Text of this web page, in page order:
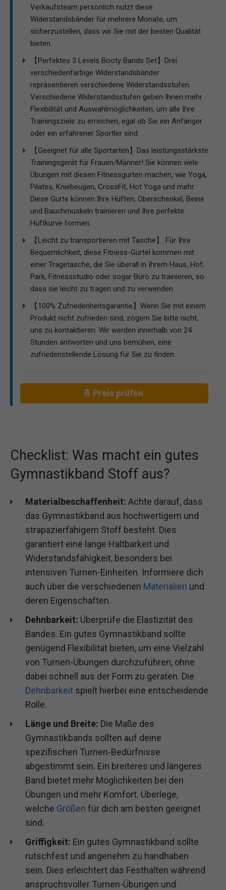
Verkaufsteam persönlich nutzt diese
Widerstandsbänder für mehrere Monate, um
sicherzustellen, dass wir Sie mit der besten Qualität
bieten.
【Perfektes 3 Levels Booty Bands Set】Drei
verschiedenfarbige Widerstandsbänder
repräsentieren verschiedene Widerstandsstufen.
Verschiedene Widerstandsstufen geben Ihnen mehr
Flexibilität und Auswahlmöglichkeiten, um alle Ihre
Trainingsziele zu erreichen, egal ob Sie ein Anfänger
oder ein erfahrener Sportler sind.
【Geeignet für alle Sportarten】Das leistungsstärkste
Trainingsgerät für Frauen/Männer! Sie können viele
Übungen mit diesen Fitnessgurten machen, wie Yoga,
Pilates, Kniebeugen, CrossFit, Hot Yoga und mehr.
Diese Gurte können Ihre Hüften, Oberschenkel, Beine
und Bauchmuskeln trainieren und Ihre perfekte
Hüftkurve formen.
【Leicht zu transportieren mit Tasche】 Für Ihre
Bequemlichkeit, diese Fitness-Gürtel kommen mit
einer Tragetasche, die Sie überall in Ihrem Haus, Hof,
Park, Fitnessstudio oder sogar Büro zu trainieren, so
dass sie leicht zu tragen und zu verwenden.
【100% Zufriedenheitsgarantie】Wenn Sie mit einem
Produkt nicht zufrieden sind, zögern Sie bitte nicht,
uns zu kontaktieren. Wir werden innerhalb von 24
Stunden antworten und uns bemühen, eine
zufriedenstellende Lösung für Sie zu finden.
Preis prüfen
Checklist: Was macht ein gutes
Gymnastikband Stoff aus?
Materialbeschaffenheit: Achte darauf, dass
das Gymnastikband aus hochwertigem und
strapazierfähigem Stoff besteht. Dies
garantiert eine lange Haltbarkeit und
Widerstandsfähigkeit, besonders bei
intensiven Turnen-Einheiten. Informiere dich
auch über die verschiedenen Materialien und
deren Eigenschaften.
Dehnbarkeit: Überprüfe die Elastizität des
Bandes. Ein gutes Gymnastikband sollte
genügend Flexibilität bieten, um eine Vielzahl
von Turnen-Übungen durchzuführen, ohne
dabei schnell aus der Form zu geraten. Die
Dehnbarkeit spielt hierbei eine entscheidende
Rolle.
Länge und Breite: Die Maße des
Gymnastikbands sollten auf deine
spezifischen Turnen-Bedürfnisse
abgestimmt sein. Ein breiteres und längeres
Band bietet mehr Möglichkeiten bei den
Übungen und mehr Komfort. Überlege,
welche Größen für dich am besten geeignet
sind.
Griffigkeit: Ein gutes Gymnastikband sollte
rutschfest und angenehm zu handhaben
sein. Dies erleichtert das Festhalten während
anspruchsvoller Turnen-Übungen und